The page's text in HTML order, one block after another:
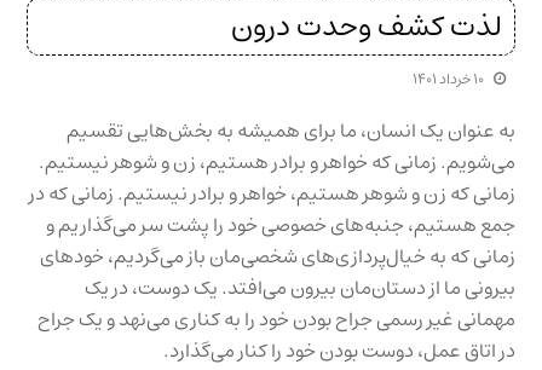
لذت کشف وحدت درون
۱۰ خرداد ۱۴۰۱
به عنوان یک انسان، ما برای همیشه به بخش‌هایی تقسیم
می‌شویم. زمانی که خواهر و برادر هستیم، زن و شوهر نیستیم.
زمانی که زن و شوهر هستیم، خواهر و برادر نیستیم. زمانی که در
جمع هستیم، جنبه‌های خصوصی خود را پشت سر می‌گذاریم و
زمانی که به خیال‌پردازی‌های شخصی‌مان باز می‌گردیم، خودهای
بیرونی ما از دستان‌مان بیرون می‌افتد. یک دوست، در یک
مهمانی غیر رسمی جراح بودن خود را به کناری می‌نهد و یک جراح
در اتاق عمل، دوست بودن خود را کنار می‌گذارد.